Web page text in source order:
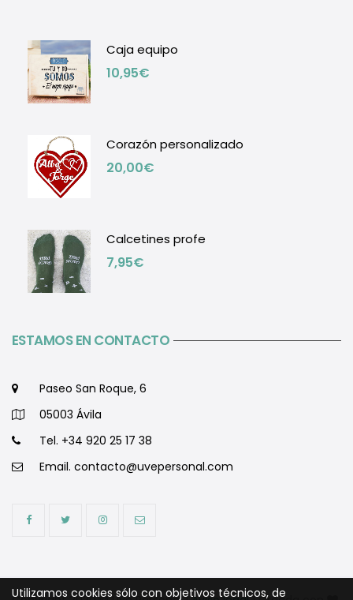
Caja equipo
10,95€
Corazón personalizado
20,00€
Calcetines profe
7,95€
ESTAMOS EN CONTACTO
Paseo San Roque, 6
05003 Ávila
Tel. +34 920 25 17 38
Email. contacto@uvepersonal.com
Utilizamos cookies sólo con objetivos técnicos, de